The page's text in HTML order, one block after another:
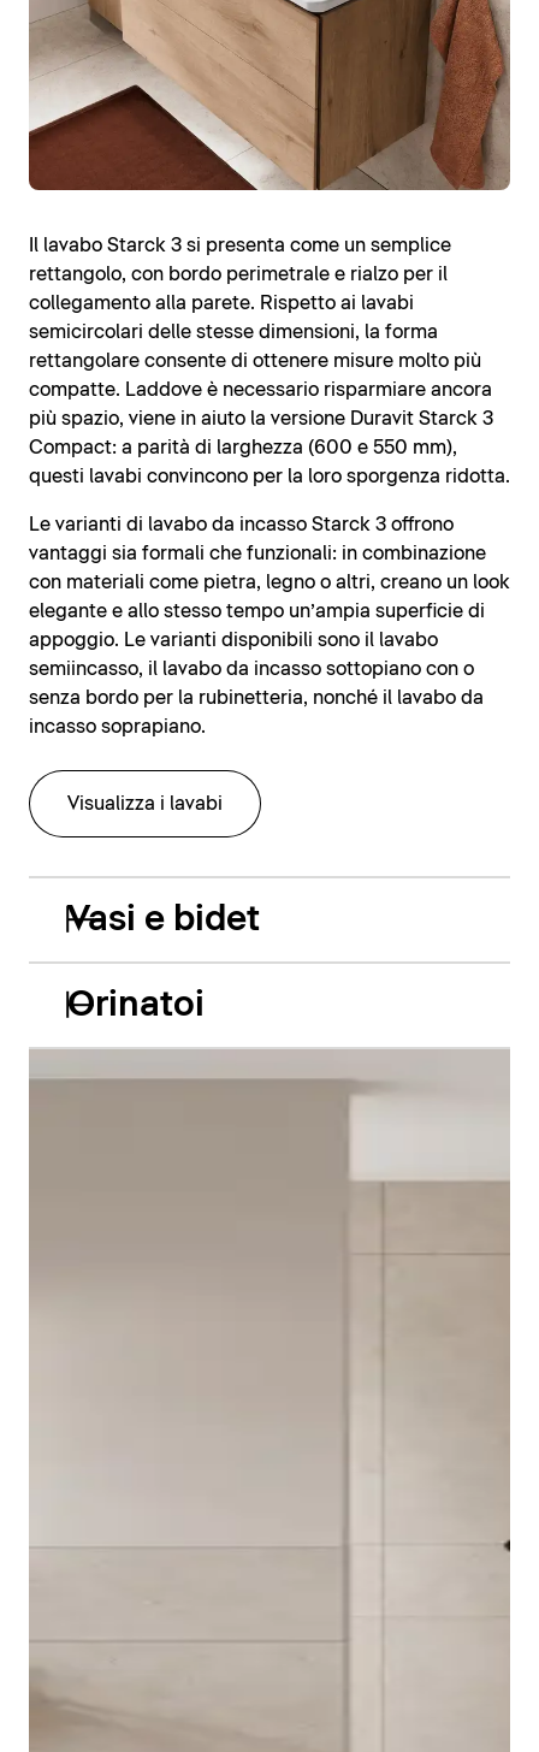
Il lavabo Starck 3 si presenta come un semplice
rettangolo, con bordo perimetrale e rialzo per il
collegamento alla parete. Rispetto ai lavabi
semicircolari delle stesse dimensioni, la forma
rettangolare consente di ottenere misure molto più
compatte. Laddove è necessario risparmiare ancora
più spazio, viene in aiuto la versione Duravit Starck 3
Compact: a parità di larghezza (600 e 550 mm),
questi lavabi convincono per la loro sporgenza ridotta.
Le varianti di lavabo da incasso Starck 3 offrono
vantaggi sia formali che funzionali: in combinazione
con materiali come pietra, legno o altri, creano un look
elegante e allo stesso tempo un’ampia superficie di
appoggio. Le varianti disponibili sono il lavabo
semiincasso, il lavabo da incasso sottopiano con o
senza bordo per la rubinetteria, nonché il lavabo da
incasso soprapiano.
Visualizza i lavabi
Vasi e bidet
Orinatoi